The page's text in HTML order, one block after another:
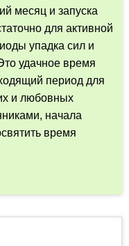
месяц и запуска
для активной
упадка сил и
удачное время
период для
и любовных
начала
время